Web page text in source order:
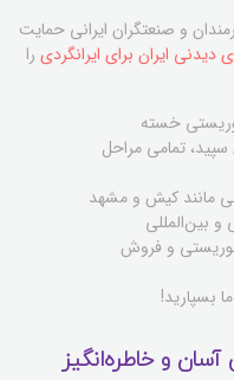
و صنعتگران ایرانی حمایت
دیدنی ایران برای ایرانگردی را
خسته
تمامی مراحل
مانند کیش و مشهد
بین‌المللی
و فروش
بسپارید!
و خاطره‌انگیز